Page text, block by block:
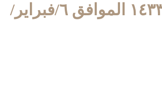
١٤/ربيع الأول/١٤٣٣ الموافق ٦/فبراير/